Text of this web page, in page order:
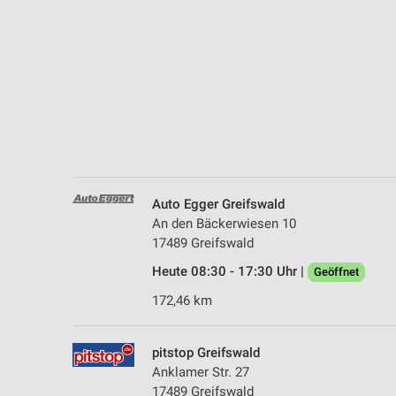
Auto Egger Greifswald
An den Bäckerwiesen 10
17489 Greifswald
Heute 08:30 - 17:30 Uhr |
Geöffnet
172,46 km
pitstop Greifswald
Anklamer Str. 27
17489 Greifswald
Verwendung genauer Standortdaten
Geräte anhand von aktiv angeforderten Informationen
Funktional